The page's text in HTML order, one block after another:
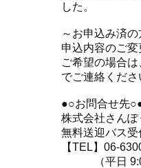
した。
～お申込み済の
申込内容のご
ご希望の場合
でご連絡くださ
●○お問合せ先
株式会社さんぽ
無料送迎バス受
【TEL】06-
（平日 9:00